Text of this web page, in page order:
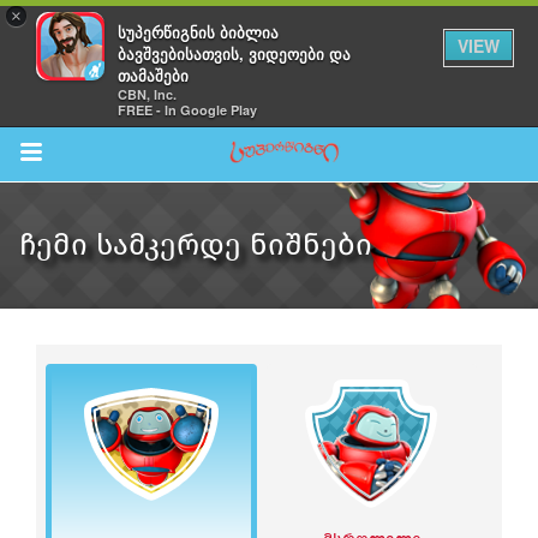
×
სუპერწიგნის ბიბლია
ბავშვებისათვის, ვიდეოები და
თამაშები
CBN, Inc.
FREE - In Google Play
VIEW
Return to Content
ᲩᲔᲛᲘ ᲡᲐᲛᲙᲔᲠᲓᲔ ᲜᲘᲨᲜᲔᲑᲘ